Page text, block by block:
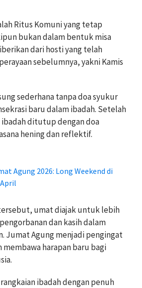
Ritus Komuni yang tetap
bukan dalam bentuk misa
dari hosti yang telah
sebelumnya, yakni Kamis
sederhana tanpa doa syukur
baru dalam ibadah. Setelah
ditutup dengan doa
hening dan reflektif.
Agung 2026: Long Weekend di
umat diajak untuk lebih
dan kasih dalam
Jumat Agung menjadi pengingat
harapan baru bagi
ibadah dengan penuh